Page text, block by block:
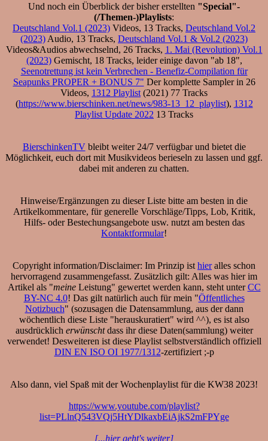
Und noch ein Überblick der bisher erstellten "Special"-
(/Themen-)Playlists:
Deutschland Vol.1 (2023) Videos, 13 Tracks, Deutschland Vol.2
(2023) Audio, 13 Tracks, Deutschland Vol.1 & Vol.2 (2023)
Videos&Audios abwechselnd, 26 Tracks, 1. Mai (Revolution) Vol.1
(2023)Gemischt, 18 Tracks, leider einige davon "ab 18",
Seenotrettung ist kein Verbrechen - Benefiz-Compilation für
Seapunks PROPER + BONUS 7" Der komplette Sampler in 26
Videos, 1312 Playlist (2021) 77 Tracks
(https://www.bierschinken.net/news/983-13_12_playlist), 1312
Playlist Update 2022 13 Tracks
BierschinkenTVbleibt weiter 24/7 verfügbar und bietet die
Möglichkeit, euch dort mit Musikvideos berieseln zu lassen und ggf.
dabei mit anderen zu chatten.
Hinweise/Ergänzungen zu dieser Liste bitte am besten in die
Artikelkommentare, für generelle Vorschläge/Tipps, Lob, Kritik,
Hilfs- oder Bestechungsangebote usw. nutzt am besten das
Kontaktformular!
Copyright information/Disclaimer: Im Prinzip ist hieralles schon
hervorragend zusammengefasst. Zusätzlich gilt: Alles was hier im
Artikel als "meineLeistung" gewertet werden kann, steht unterCC
BY-NC 4.0! Das gilt natürlich auch für mein "Öffentliches
Notizbuch" (sozusagen die Datensammlung, aus der dann
wöchentlich diese Liste "herauskuratiert" wird ^^), es ist also
ausdrücklich erwünschtdass ihr diese Daten(sammlung) weiter
verwendet! Desweiteren ist diese Playlist selbstverständlich offiziell
DIN EN ISO OI 1977/1312-zertifiziert ;-p
Also dann, viel Spaß mit der Wochenplaylist für die KW38 2023!
https://www.youtube.com/playlist?
list=PLlnQ543VQj5HtYDlkaxbEiAjkS2mFPYge
[...hier geht's weiter]